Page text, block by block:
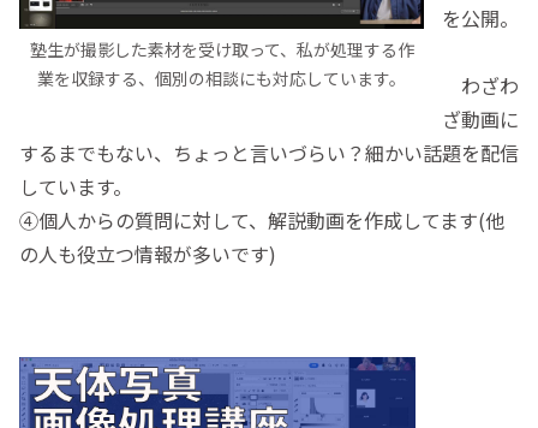
塾生が撮影した素材を受け取って、私が処理する作
業を収録する、個別の相談にも対応しています。
を公開。
わざわ
ざ動画に
するまでもない、ちょっと言いづらい？細かい話題を配信
しています。
④個人からの質問に対して、解説動画を作成してます(他
の人も役立つ情報が多いです)